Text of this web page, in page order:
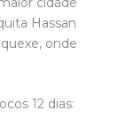
Hassan
onde
12 dias: